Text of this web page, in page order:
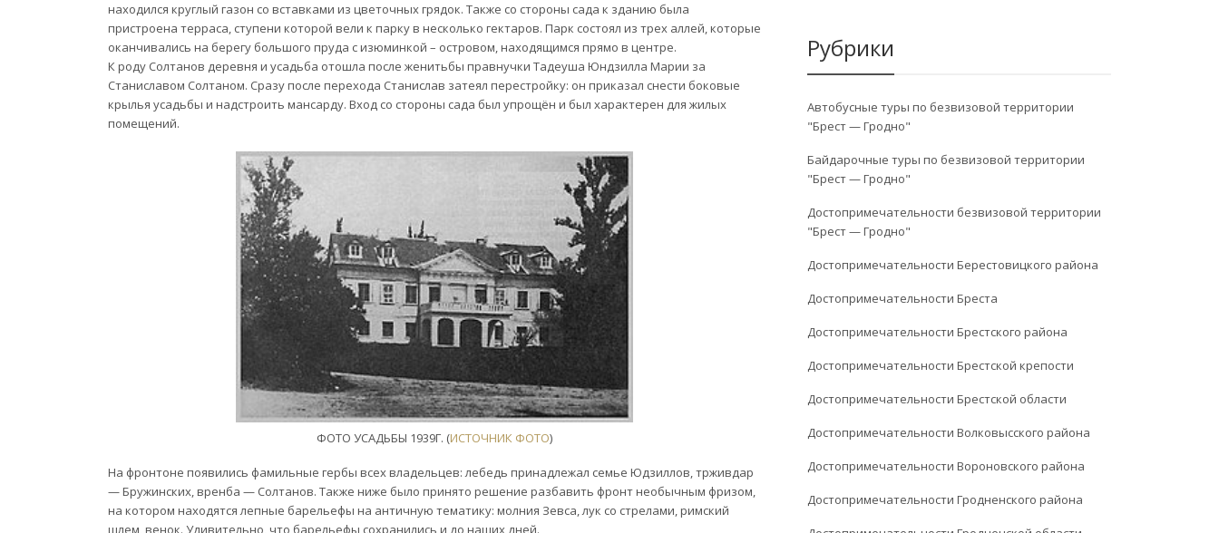
находился круглый газон со вставками из цветочных грядок. Также со стороны сада к зданию была
пристроена терраса, ступени которой вели к парку в несколько гектаров. Парк состоял из трех аллей, которые
оканчивались на берегу большого пруда с изюминкой – островом, находящимся прямо в центре.
К роду Солтанов деревня и усадьба отошла после женитьбы правнучки Тадеуша Юндзилла Марии за
Станиславом Солтаном. Сразу после перехода Станислав затеял перестройку: он приказал снести боковые
крылья усадьбы и надстроить мансарду. Вход со стороны сада был упрощён и был характерен для жилых
помещений.
ФОТО УСАДЬБЫ 1939Г. (ИСТОЧНИК ФОТО)
На фронтоне появились фамильные гербы всех владельцев: лебедь принадлежал семье Юдзиллов, трживдар
— Бружинских, вренба — Солтанов. Также ниже было принято решение разбавить фронт необычным фризом,
на котором находятся лепные барельефы на античную тематику: молния Зевса, лук со стрелами, римский
шлем, венок. Удивительно, что барельефы сохранились и до наших дней.
Рубрики
Автобусные туры по безвизовой территории
"Брест — Гродно"
Байдарочные туры по безвизовой территории
"Брест — Гродно"
Достопримечательности безвизовой территории
"Брест — Гродно"
Достопримечательности Берестовицкого района
Достопримечательности Бреста
Достопримечательности Брестского района
Достопримечательности Брестской крепости
Достопримечательности Брестской области
Достопримечательности Волковысского района
Достопримечательности Вороновского района
Достопримечательности Гродненского района